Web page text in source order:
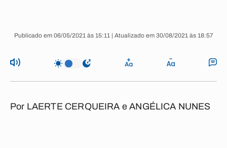
Publicado em 06/05/2021 às 15:11 | Atualizado em 30/08/2021 às 18:57
Por LAERTE CERQUEIRA e ANGÉLICA NUNES